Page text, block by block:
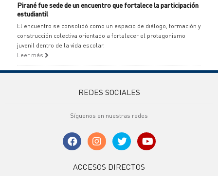
Pirané fue sede de un encuentro que fortalece la participación
estudiantil
El encuentro se consolidó como un espacio de diálogo, formación y
construcción colectiva orientado a fortalecer el protagonismo
juvenil dentro de la vida escolar.
Leer más
REDES SOCIALES
Síguenos en nuestras redes
ACCESOS DIRECTOS